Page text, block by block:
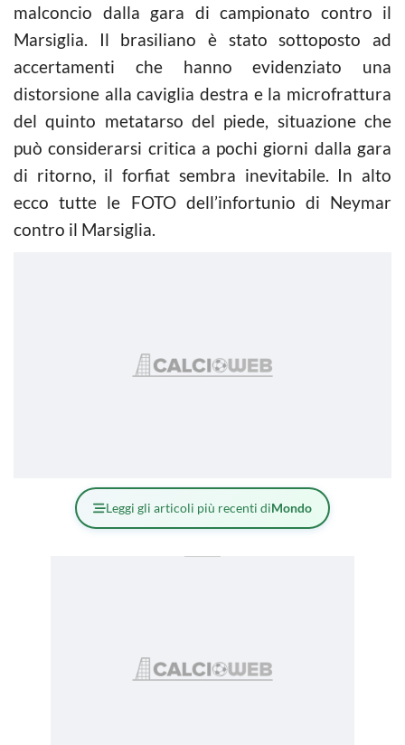
malconcio dalla gara di campionato contro il
Marsiglia. Il brasiliano è stato sottoposto ad
accertamenti che hanno evidenziato una
distorsione alla caviglia destra e la microfrattura
del quinto metatarso del piede, situazione che
può considerarsi critica a pochi giorni dalla gara
di ritorno, il forfiat sembra inevitabile. In alto
ecco tutte le FOTO dell’infortunio di Neymar
contro il Marsiglia.
Leggi gli articoli più recenti diMondo